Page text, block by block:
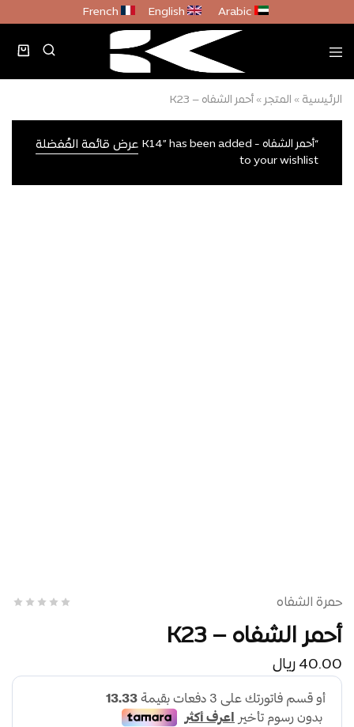
Arabic
English
French
الرئيسية » المتجر » أحمر الشفاه – K23
عرض قائمة المُفضلة “أحمر الشفاه - K14” has been added
to your wishlist
حمرة الشفاه
أحمر الشفاه – K23
40.00 ريال